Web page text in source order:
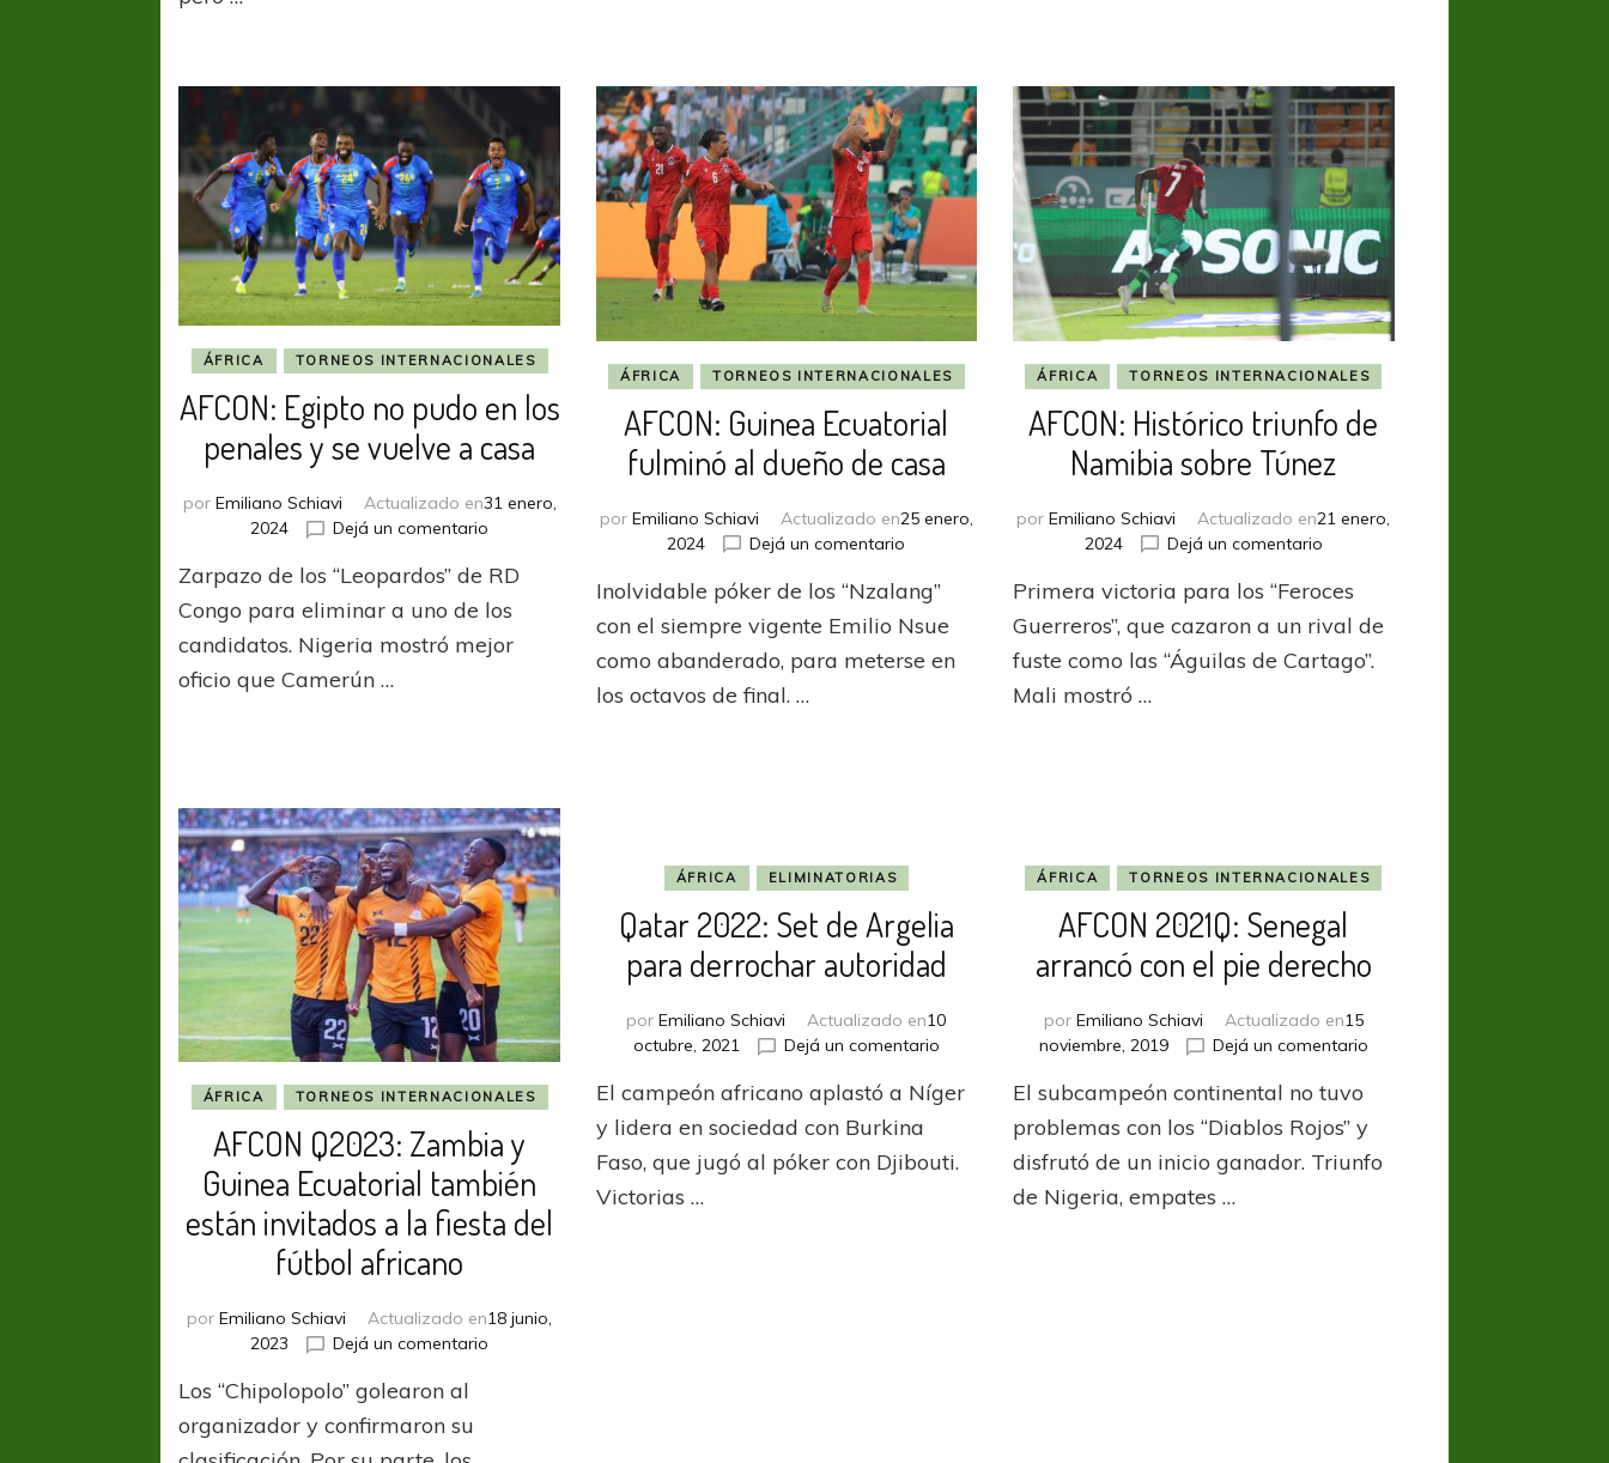
con
estilo
ÁFRICA TORNEOS INTERNACIONALES
AFCON: Egipto no pudo en los
penales y se vuelve a casa
por Emiliano Schiavi Actualizado en31 enero,
2024
Dejá un comentario
Egipto
no
en
casa
Zarpazo de los “Leopardos” de RD
Congo para eliminar a uno de los
candidatos. Nigeria mostró mejor
oficio que Camerún …
ÁFRICA TORNEOS INTERNACIONALES
AFCON: Guinea Ecuatorial
fulminó al dueño de casa
por Emiliano Schiavi Actualizado en25 enero,
2024
Dejá un comentario
Guinea
Ecuatorial
al
Inolvidable póker de los “Nzalang”
con el siempre vigente Emilio Nsue
como abanderado, para meterse en
los octavos de final. …
ÁFRICA TORNEOS INTERNACIONALES
AFCON: Histórico triunfo de
Namibia sobre Túnez
porEmiliano Schiavi Actualizado en21 enero,
2024
Dejá un comentarioen
Histórico
triunfo
Namibia
Primera victoria para los “Feroces
Guerreros”, que cazaron a un rival de
fuste como las “Águilas de Cartago”.
Mali mostró …
ÁFRICA TORNEOS INTERNACIONALES
AFCON Q2023: Zambia y
Guinea Ecuatorial también
están invitados a la fiesta del
fútbol africano
porEmiliano Schiavi Actualizado en18 junio,
2023
Dejá un comentario
Los “Chipolopolo” golearon al
organizador y confirmaron su
ÁFRICA ELIMINATORIAS
Qatar 2022: Set de Argelia
para derrochar autoridad
porEmiliano Schiavi Actualizado en10
octubre, 2021
Dejá un comentarioen
2022:
Argelia
El campeón africano aplastó a Níger
y lidera en sociedad con Burkina
Faso, que jugó al póker con Djibouti.
Victorias …
ÁFRICA TORNEOS INTERNACIONALES
AFCON 2021Q: Senegal
arrancó con el pie derecho
por Emiliano Schiavi Actualizado en15
noviembre, 2019
Dejá un comentarioen
con
El subcampeón continental no tuvo
problemas con los “Diablos Rojos” y
disfrutó de un inicio ganador. Triunfo
de Nigeria, empates …